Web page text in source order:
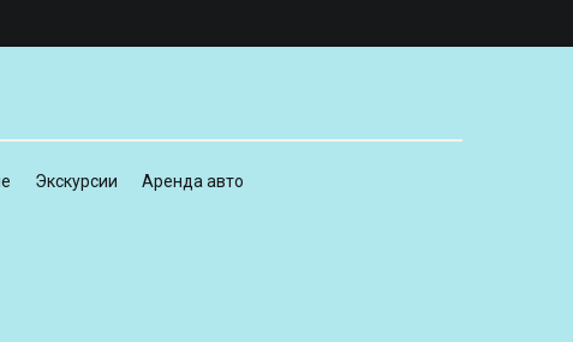
Экскурсии Аренда авто